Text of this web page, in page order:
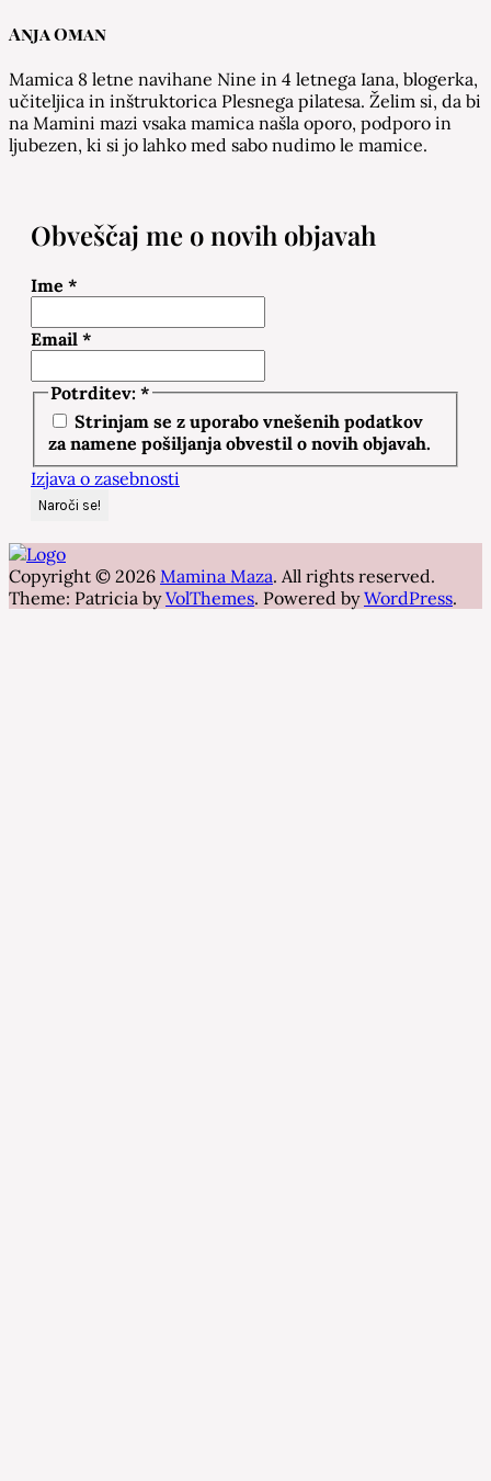
Anja Oman
Mamica 8 letne navihane Nine in 4 letnega Iana, blogerka,
učiteljica in inštruktorica Plesnega pilatesa. Želim si, da bi
na Mamini mazi vsaka mamica našla oporo, podporo in
ljubezen, ki si jo lahko med sabo nudimo le mamice.
Obveščaj me o novih objavah
Ime *
Email *
Potrditev: *
Strinjam se z uporabo vnešenih podatkov
za namene pošiljanja obvestil o novih objavah.
Izjava o zasebnosti
Copyright © 2026 Mamina Maza. All rights reserved.
Theme: Patricia byVolThemes. Powered byWordPress.